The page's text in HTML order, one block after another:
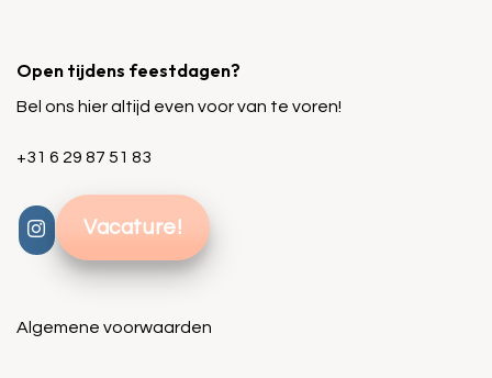
Open tijdens feestdagen?
Bel ons hier altijd even voor van te voren!
+31 6 29 87 51 83
Vacature!
Algemene voorwaarden